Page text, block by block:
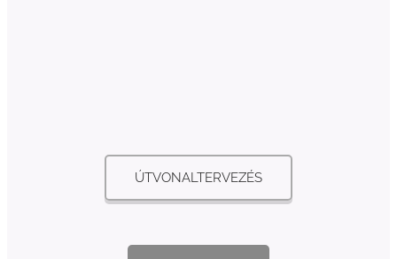
ÚTVONALTERVEZÉS